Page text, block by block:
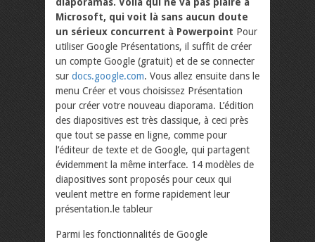
Microsoft, qui voit là sans aucun doute
un sérieux concurrent à Powerpoint Pour
utiliser Google Présentations, il suffit de créer
un compte Google (gratuit) et de se connecter
sur docs.google.com. Vous allez ensuite dans le
menu Créer et vous choisissez Présentation
pour créer votre nouveau diaporama. L’édition
des diapositives est très classique, à ceci près
que tout se passe en ligne, comme pour
l’éditeur de texte et de Google, qui partagent
évidemment la même interface. 14 modèles de
diapositives sont proposés pour ceux qui
veulent mettre en forme rapidement leur
présentation.le tableur
Parmi les fonctionnalités de Google